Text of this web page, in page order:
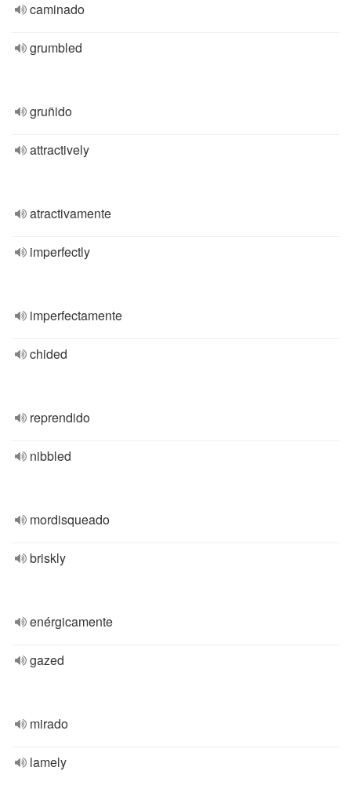
caminado
grumbled
gruñido
attractively
atractivamente
imperfectly
imperfectamente
chided
reprendido
nibbled
mordisqueado
briskly
enérgicamente
gazed
mirado
lamely